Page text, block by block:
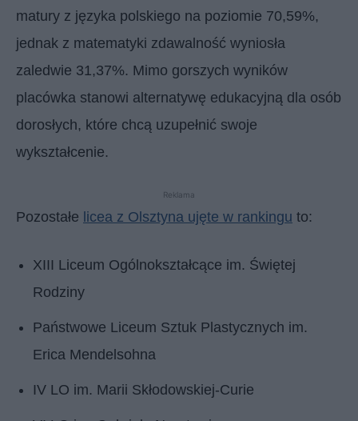
matury z języka polskiego na poziomie 70,59%,
jednak z matematyki zdawalność wyniosła
zaledwie 31,37%. Mimo gorszych wyników
placówka stanowi alternatywę edukacyjną dla osób
dorosłych, które chcą uzupełnić swoje
wykształcenie.
Reklama
Pozostałe licea z Olsztyna ujęte w rankingu to:
XIII Liceum Ogólnokształcące im. Świętej
Rodziny
Państwowe Liceum Sztuk Plastycznych im.
Erica Mendelsohna
IV LO im. Marii Skłodowskiej-Curie